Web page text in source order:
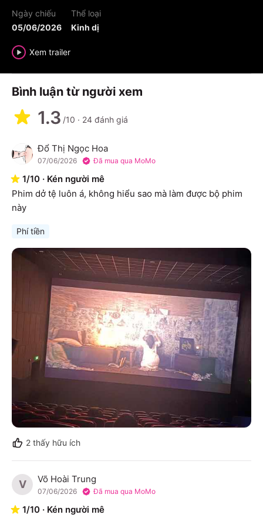
Ngày chiếu
05/06/2026
Thể loại
Kinh dị
Xem trailer
Bình luận từ người xem
1.3 /10 · 24 đánh giá
Đ Đổ Thị Ngọc Hoa
07/06/2026 Đã mua qua MoMo
1/10 · Kén người mê
Phim dở tệ luôn á, không hiểu sao mà làm được bộ phim
này
Phí tiền
2 thấy hữu ích
V Võ Hoài Trung
07/06/2026 Đã mua qua MoMo
1/10 · Kén người mê